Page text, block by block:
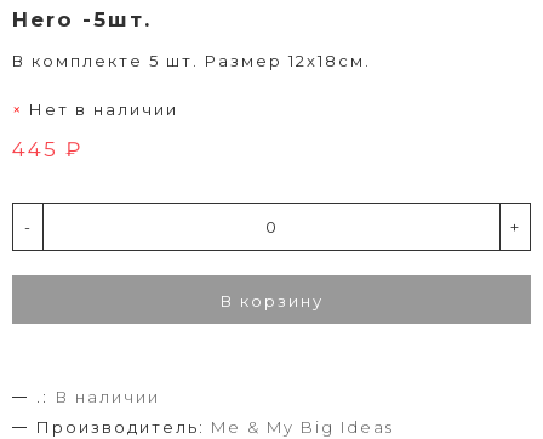
Hero -5шт.
В комплекте 5 шт. Размер 12х18см.
Нет в наличии
445 ₽
- +
В корзину
.:
В наличии
Производитель: Me & My Big Ideas